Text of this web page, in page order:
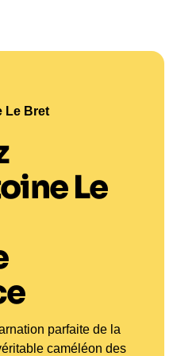
Le Bret
Le
parfaite de la
caméléon des